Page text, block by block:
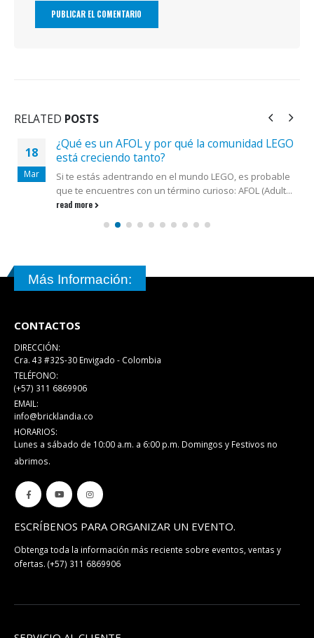
RELATED POSTS
18
Mar
¿Qué es un AFOL y por qué la comunidad LEGO
está creciendo tanto?
Si te estás adentrando en el mundo LEGO, es probable
que te encuentres con un término curioso: AFOL (Adult...
read more
Más Información:
CONTACTOS
DIRECCIÓN:
Cra. 43 #32S-30 Envigado - Colombia
TELÉFONO:
(+57) 311 6869906
EMAIL:
info@bricklandia.co
HORARIOS:
Lunes a sábado de 10:00 a.m. a 6:00 p.m. Domingos y Festivos no
abrimos.
ESCRÍBENOS PARA ORGANIZAR UN EVENTO.
Obtenga toda la información más reciente sobre eventos, ventas y
ofertas. (+57) 311 6869906